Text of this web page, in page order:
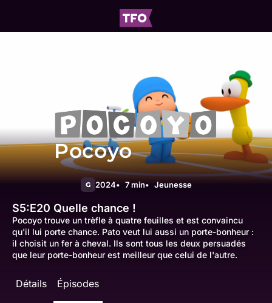
Pocoyo
G 2024 7 min Jeunesse
S5:E20 Quelle chance !
Pocoyo trouve un trèfle à quatre feuilles et est convaincu
qu'il lui porte chance. Pato veut lui aussi un porte-bonheur :
il choisit un fer à cheval. Ils sont tous les deux persuadés
que leur porte-bonheur est meilleur que celui de l'autre.
Détails Épisodes